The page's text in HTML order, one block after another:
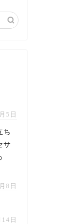
5日
ち
サ
8日
日